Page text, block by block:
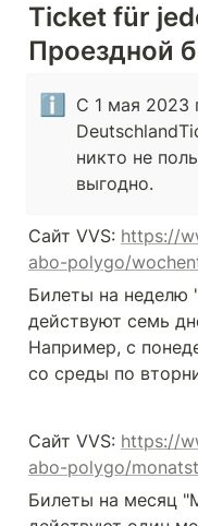
Ticket für
Проездной
ℹ️
C 1 мая 2023
никто не
выгодно.
Сайт VVS: https://
abo-polygo/
Билеты на неделю
действуют семь
Например, с
со среды по
Сайт VVS: https://
abo-polygo/
Билеты на месяц